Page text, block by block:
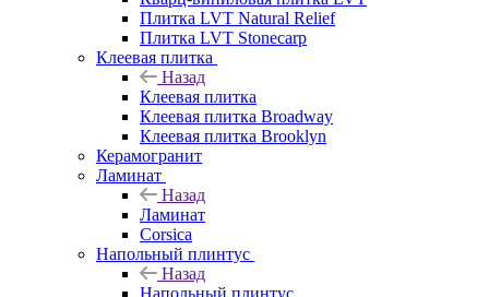
Плитка LVT Natural Relief
Плитка LVT Stonecarp
Клеевая плитка
Назад
Клеевая плитка
Клеевая плитка Broadway
Клеевая плитка Brooklyn
Керамогранит
Ламинат
Назад
Ламинат
Corsica
Напольный плинтус
Назад
Напольный плинтус